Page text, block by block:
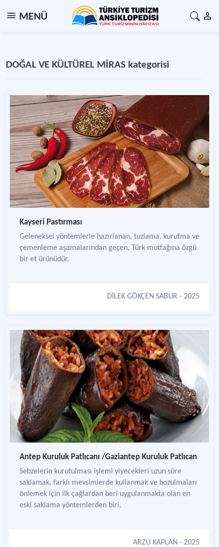
MENÜ
DOĞAL VE KÜLTÜREL MİRAS kategorisi
Kayseri Pastırması
Geleneksel yöntemlerle hazırlanan, tuzlama, kurutma ve
çemenleme aşamalarından geçen, Türk mutfağına özgü
bir et ürünüdür.
DİLEK GÖKÇEN SABUR - 2025
Antep Kuruluk Patlıcanı /Gaziantep Kuruluk Patlıcan
Sebzelerin kurutulması işlemi yiyecekleri uzun süre
saklamak, farklı mevsimlerde kullanmak ve bozulmaları
önlemek için ilk çağlardan beri uygulanmakta olan en
eski saklama yöntemlerden biri.
ARZU KAPLAN - 2025